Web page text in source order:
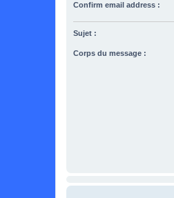
Confirm email address :
Sujet :
Corps du message :